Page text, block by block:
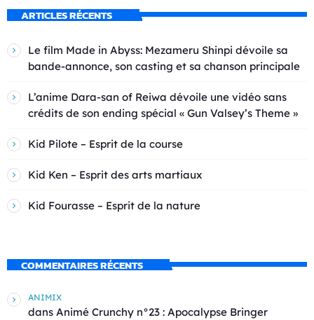
ARTICLES RÉCENTS
Le film Made in Abyss: Mezameru Shinpi dévoile sa
bande-annonce, son casting et sa chanson principale
L’anime Dara-san of Reiwa dévoile une vidéo sans
crédits de son ending spécial « Gun Valsey’s Theme »
Kid Pilote – Esprit de la course
Kid Ken – Esprit des arts martiaux
Kid Fourasse – Esprit de la nature
COMMENTAIRES RÉCENTS
ANIMIX
dans Animé Crunchy n°23 : Apocalypse Bringer